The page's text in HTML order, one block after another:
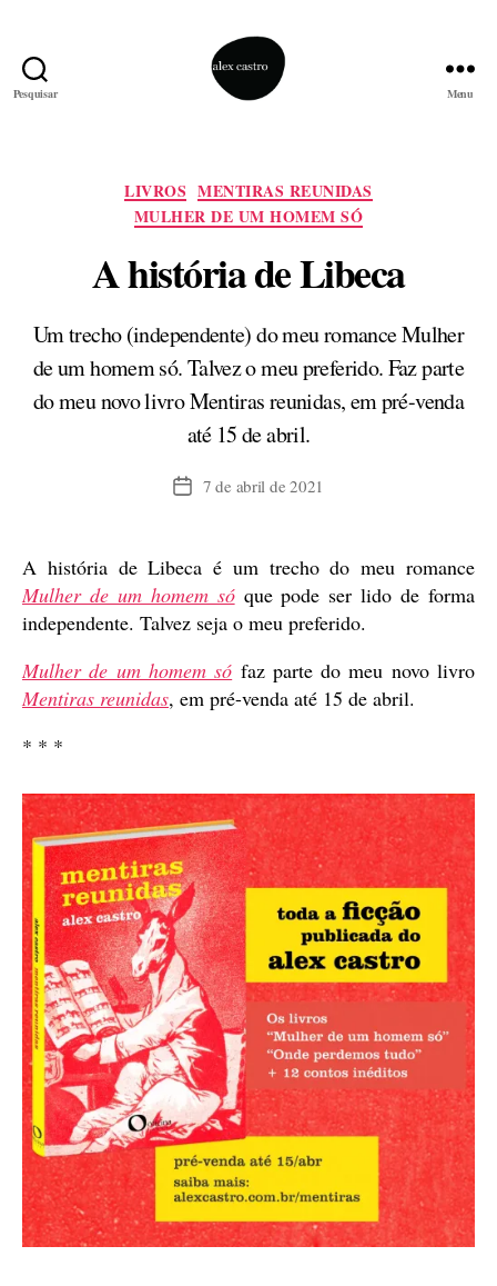
Pesquisar Menu
Categorias
LIVROS MENTIRAS REUNIDAS
MULHER DE UM HOMEM SÓ
A história de Libeca
Um trecho (independente) do meu romance Mulher
de um homem só. Talvez o meu preferido. Faz parte
do meu novo livro Mentiras reunidas, em pré-venda
até 15 de abril.
Data7 de abril de 2021
A história de Libeca é um trecho do meu romance
Mulher de um homem sóque pode ser lido de forma
independente. Talvez seja o meu preferido.
Mulher de um homem só faz parte do meu novo livro
Mentiras reunidas, em pré-venda até 15 de abril.
* * *